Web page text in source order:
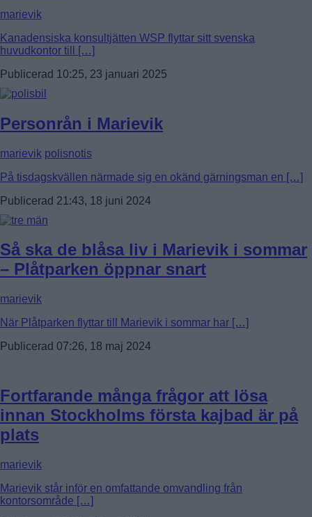
marievik
Kanadensiska konsultjätten WSP flyttar sitt svenska
huvudkontor till […]
Publicerad 10:25, 23 januari 2025
Personrån i Marievik
marievik polisnotis
På tisdagskvällen närmade sig en okänd gärningsman en […]
Publicerad 21:43, 18 juni 2024
Så ska de blåsa liv i Marievik i sommar
– Plåtparken öppnar snart
marievik
När Plåtparken flyttar till Marievik i sommar har […]
Publicerad 07:26, 18 maj 2024
Fortfarande många frågor att lösa
innan Stockholms första kajbad är på
plats
marievik
Marievik står inför en omfattande omvandling från
kontorsområde […]